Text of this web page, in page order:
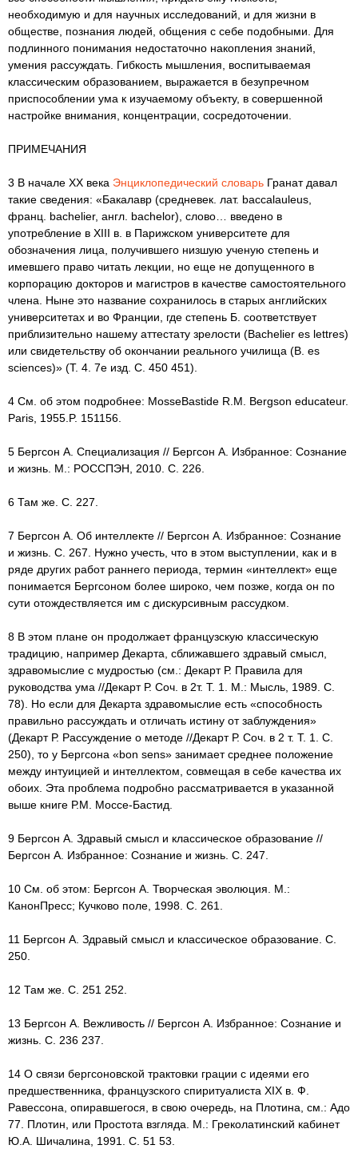
необходимую и для научных исследований, и для жизни в
обществе, познания людей, общения с себе подобными. Для
подлинного понимания недостаточно накопления знаний,
умения рассуждать. Гибкость мышления, воспитываемая
классическим образованием, выражается в безупречном
приспособлении ума к изучаемому объекту, в совершенной
настройке внимания, концентрации, сосредоточении.
ПРИМЕЧАНИЯ
3 В начале XX века Энциклопедический словарь Гранат давал
такие сведения: «Бакалавр (средневек. лат. baccalauleus,
франц. bachelier, англ. bachelor), слово… введено в
употребление в XIII в. в Парижском университете для
обозначения лица, получившего низшую ученую степень и
имевшего право читать лекции, но еще не допущенного в
корпорацию докторов и магистров в качестве самостоятельного
члена. Ныне это название сохранилось в старых английских
университетах и во Франции, где степень Б. соответствует
приблизительно нашему аттестату зрелости (Bachelier es lettres)
или свидетельству об окончании реального училища (В. es
sciences)» (Т. 4. 7е изд. С. 450 451).
4 См. об этом подробнее: MosseBastide R.M. Bergson educateur.
Paris, 1955.P. 151156.
5 Бергсон А. Специализация // Бергсон А. Избранное: Сознание
и жизнь. М.: РОССПЭН, 2010. С. 226.
6 Там же. С. 227.
7 Бергсон А. Об интеллекте // Бергсон А. Избранное: Сознание
и жизнь. С. 267. Нужно учесть, что в этом выступлении, как и в
ряде других работ раннего периода, термин «интеллект» еще
понимается Бергсоном более широко, чем позже, когда он по
сути отождествляется им с дискурсивным рассудком.
8 В этом плане он продолжает французскую классическую
традицию, например Декарта, сближавшего здравый смысл,
здравомыслие с мудростью (см.: Декарт Р. Правила для
руководства ума //Декарт Р. Соч. в 2т. Т. 1. М.: Мысль, 1989. С.
78). Но если для Декарта здравомыслие есть «способность
правильно рассуждать и отличать истину от заблуждения»
(Декарт Р. Рассуждение о методе //Декарт Р. Соч. в 2 т. Т. 1. С.
250), то у Бергсона «bon sens» занимает среднее положение
между интуицией и интеллектом, совмещая в себе качества их
обоих. Эта проблема подробно рассматривается в указанной
выше книге Р.М. Моссе-Бастид.
9 Бергсон А. Здравый смысл и классическое образование //
Бергсон А. Избранное: Сознание и жизнь. С. 247.
10 См. об этом: Бергсон А. Творческая эволюция. М.:
КанонПресс; Кучково поле, 1998. С. 261.
11 Бергсон А. Здравый смысл и классическое образование. С.
250.
12 Там же. С. 251 252.
13 Бергсон А. Вежливость // Бергсон А. Избранное: Сознание и
жизнь. С. 236 237.
14 О связи бергсоновской трактовки грации с идеями его
предшественника, французского спиритуалиста XIX в. Ф.
Равессона, опиравшегося, в свою очередь, на Плотина, см.: Адо
77. Плотин, или Простота взгляда. М.: Греколатинский кабинет
Ю.А. Шичалина, 1991. С. 51 53.